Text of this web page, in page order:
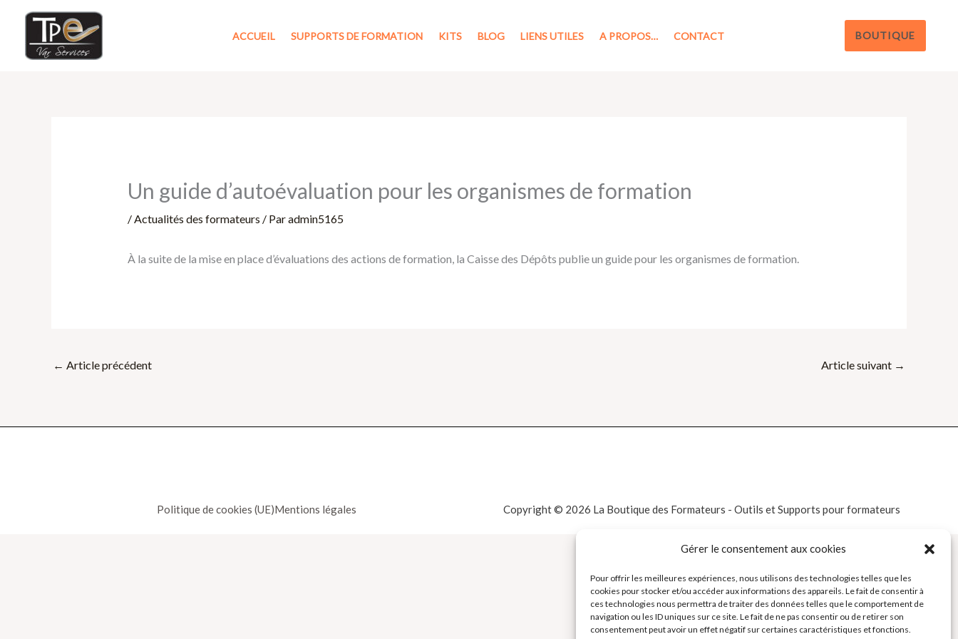
Gérer le consentement aux cookies
Pour offrir les meilleures expériences, nous utilisons des technologies telles que les
cookies pour stocker et/ou accéder aux informations des appareils. Le fait de consentir à
ces technologies nous permettra de traiter des données telles que le comportement de
navigation ou les ID uniques sur ce site. Le fait de ne pas consentir ou de retirer son
consentement peut avoir un effet négatif sur certaines caractéristiques et fonctions.
contenu
ACCUEIL SUPPORTS DE FORMATION KITS BLOG LIENS UTILES A PROPOS… CONTACT BOUTIQUE
Un guide d’autoévaluation pour les organismes de formation
/Actualités des formateurs / Paradmin5165
À la suite de la mise en place d’évaluations des actions de formation, la Caisse des Dépôts publie un guide pour les organismes de formation.
← Article précédent Article suivant →
Politique de cookies (UE)Mentions légales Copyright © 2026 La Boutique des Formateurs - Outils et Supports pour formateurs